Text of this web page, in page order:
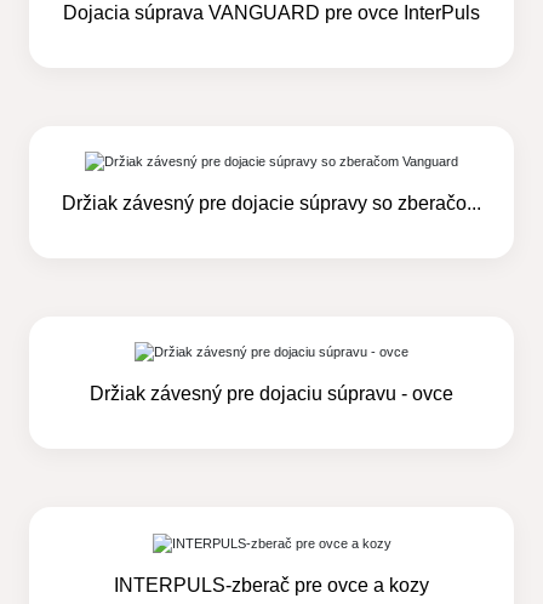
Dojacia súprava VANGUARD pre ovce InterPuls
Držiak závesný pre dojacie súpravy so zberačo...
Držiak závesný pre dojaciu súpravu - ovce
INTERPULS-zberač pre ovce a kozy